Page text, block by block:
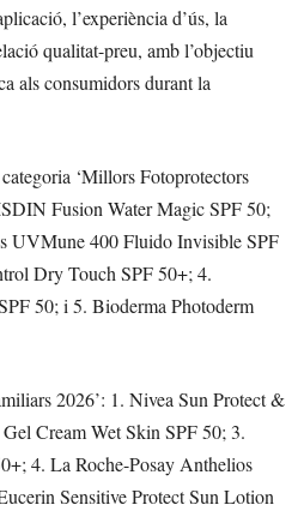
l’experiència d’ús, la
qualitat-preu, amb l’objectiu
als consumidors durant la
‘Millors Fotoprotectors
Fusion Water Magic SPF 50;
UVMune 400 Fluido Invisible SPF
Dry Touch SPF 50+; 4.
50; i 5. Bioderma Photoderm
2026’: 1. Nivea Sun Protect &
Cream Wet Skin SPF 50; 3.
4. La Roche-Posay Anthelios
Sensitive Protect Sun Lotion